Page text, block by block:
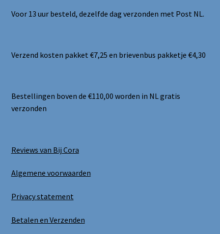
Voor 13 uur besteld, dezelfde dag verzonden met Post NL.
Verzend kosten pakket €7,25 en brievenbus pakketje €4,30
Bestellingen boven de €110,00 worden in NL gratis
verzonden
Reviews van Bij Cora
Algemene voorwaarden
Privacy statement
Betalen en Verzenden